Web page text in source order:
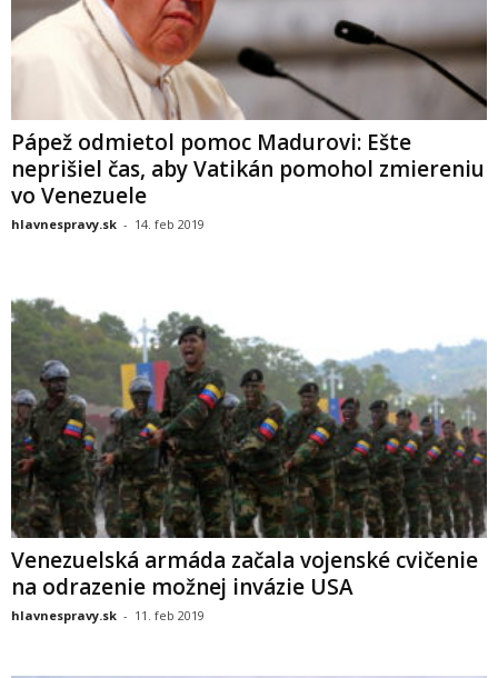
Pápež odmietol pomoc Madurovi: Ešte
neprišiel čas, aby Vatikán pomohol zmiereniu
vo Venezuele
hlavnespravy.sk - 14. feb 2019
Venezuelská armáda začala vojenské cvičenie
na odrazenie možnej invázie USA
hlavnespravy.sk - 11. feb 2019